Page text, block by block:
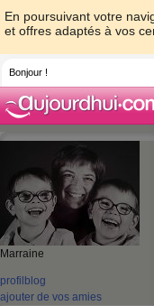
En poursuivant votre
et offres adaptés à vos
Bonjour !
Marraine
profil blog
ajouter de vos amies